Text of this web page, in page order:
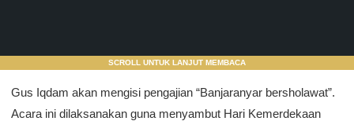
SCROLL UNTUK LANJUT MEMBACA
Gus Iqdam akan mengisi pengajian “Banjaranyar bersholawat”.
Acara ini dilaksanakan guna menyambut Hari Kemerdekaan